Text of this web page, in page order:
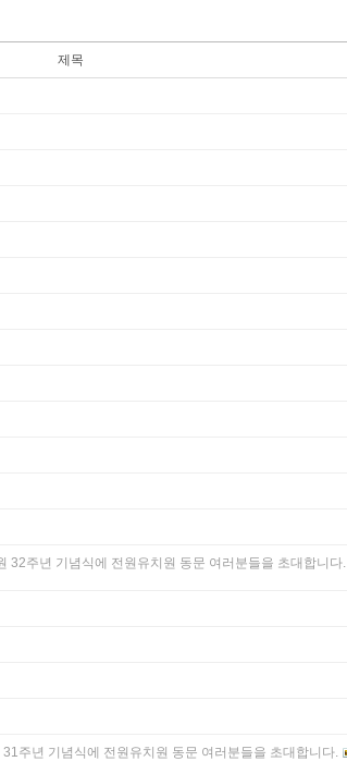
제목
32주년 기념식에 전원유치원 동문 여러분들을 초대합니다.
주년 기념식에 전원유치원 동문 여러분들을 초대합니다.